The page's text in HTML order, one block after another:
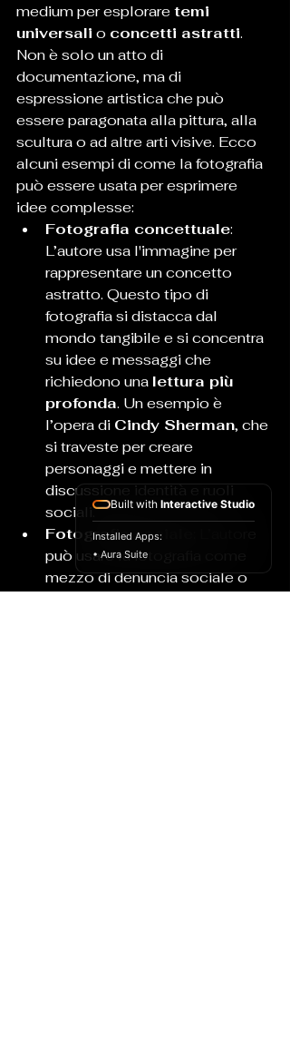
medium per esplorare temi
universali o concetti astratti.
Non è solo un atto di
documentazione, ma di
espressione artistica che può
essere paragonata alla pittura, alla
scultura o ad altre arti visive. Ecco
alcuni esempi di come la fotografia
può essere usata per esprimere
idee complesse:
Fotografia concettuale:
L’autore usa l'immagine per
rappresentare un concetto
astratto. Questo tipo di
fotografia si distacca dal
mondo tangibile e si concentra
su idee e messaggi che
richiedono una lettura più
profonda. Un esempio è
l’opera di Cindy Sherman, che
si traveste per creare
personaggi e mettere in
discussione identità e ruoli
sociali.
Fotografia sociale
può usare la fotografia come
mezzo di denuncia sociale o
Built with Interactive Studio
Installed Apps:
• Aura Suite